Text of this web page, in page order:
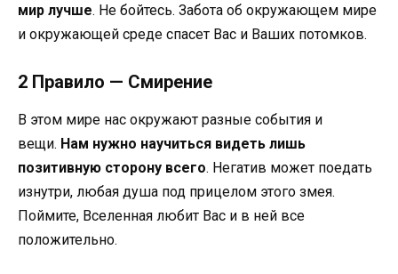
мир лучше. Не бойтесь. Забота об окружающем мире
и окружающей среде спасет Вас и Ваших потомков.
2 Правило — Смирение
В этом мире нас окружают разные события и
вещи. Нам нужно научиться видеть лишь
позитивную сторону всего. Негатив может поедать
изнутри, любая душа под прицелом этого змея.
Поймите, Вселенная любит Вас и в ней все
положительно.